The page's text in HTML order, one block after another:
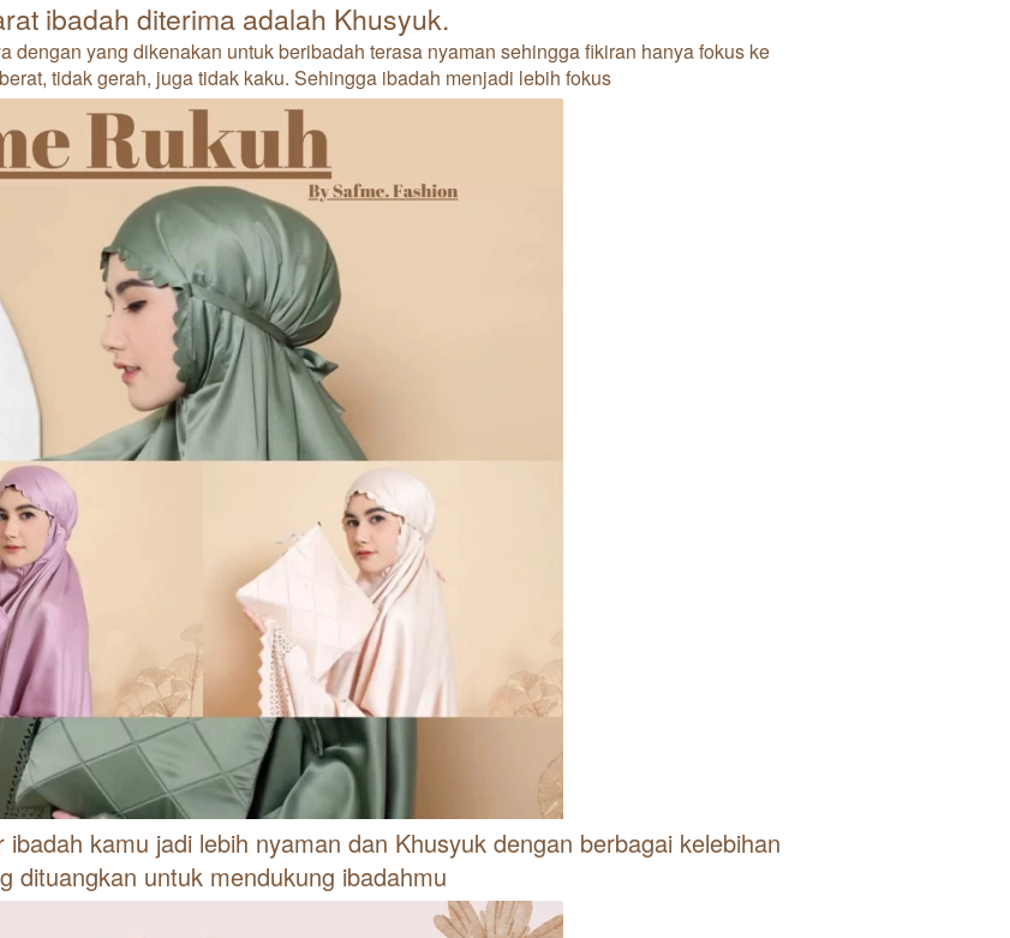
ibadah diterima adalah Khusyuk.
dengan yang dikenakan untuk beribadah terasa nyaman sehingga fikiran hanya fokus ke
tidak gerah, juga tidak kaku. Sehingga ibadah menjadi lebih fokus
kamu jadi lebih nyaman dan Khusyuk dengan berbagai kelebihan
dituangkan untuk mendukung ibadahmu